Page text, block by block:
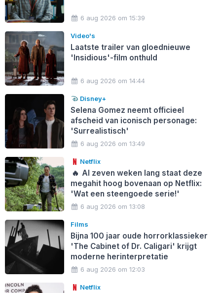
6 aug 2026 om 15:39
Video's
Laatste trailer van gloednieuwe
'Insidious'-film onthuld
6 aug 2026 om 14:44
Disney+
Selena Gomez neemt officieel
afscheid van iconisch personage:
'Surrealistisch'
6 aug 2026 om 13:49
Netflix
🔥 Al zeven weken lang staat deze
megahit hoog bovenaan op Netflix:
'Wat een steengoede serie!'
6 aug 2026 om 13:08
Films
Bijna 100 jaar oude horrorklassieker
'The Cabinet of Dr. Caligari' krijgt
moderne herinterpretatie
6 aug 2026 om 12:03
Netflix